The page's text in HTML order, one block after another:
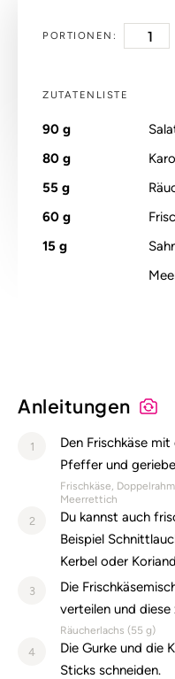
PORTIONEN:
ZUTATENLISTE
90 g
80 g
55 g
60 g
15 g
Anleitungen
1
Den Frischkäse
Pfeffer und
Frischkäse,
Meerrettich
2
Du kannst auch
Beispiel
Kerbel oder
3
Die
verteilen und diese
Räucherlachs (55 g)
4
Die Gurke und die
Sticks schneiden.